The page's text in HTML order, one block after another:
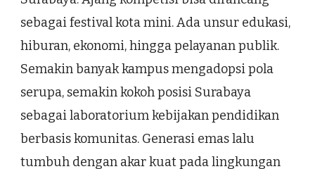
sebagai festival kota mini. Ada unsur edukasi,
hiburan, ekonomi, hingga pelayanan publik.
Semakin banyak kampus mengadopsi pola
serupa, semakin kokoh posisi Surabaya
sebagai laboratorium kebijakan pendidikan
berbasis komunitas. Generasi emas lalu
tumbuh dengan akar kuat pada lingkungan